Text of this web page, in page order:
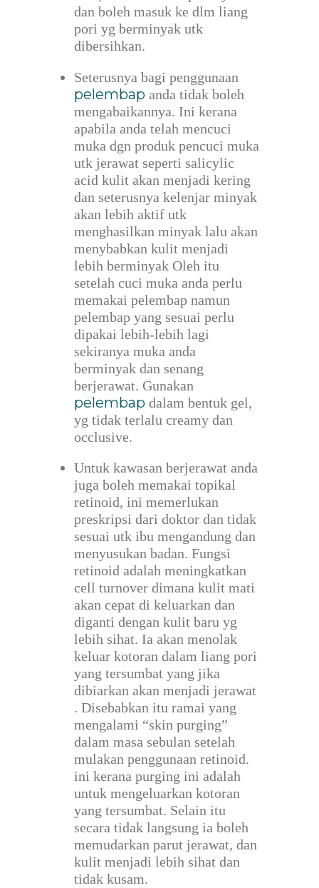
dan boleh masuk ke dlm liang
pori yg berminyak utk
dibersihkan.
Seterusnya bagi penggunaan
pelembap anda tidak boleh
mengabaikannya. Ini kerana
apabila anda telah mencuci
muka dgn produk pencuci muka
utk jerawat seperti salicylic
acid kulit akan menjadi kering
dan seterusnya kelenjar minyak
akan lebih aktif utk
menghasilkan minyak lalu akan
menybabkan kulit menjadi
lebih berminyak Oleh itu
setelah cuci muka anda perlu
memakai pelembap namun
pelembap yang sesuai perlu
dipakai lebih-lebih lagi
sekiranya muka anda
berminyak dan senang
berjerawat. Gunakan
pelembap dalam bentuk gel,
yg tidak terlalu creamy dan
occlusive.
Untuk kawasan berjerawat anda
juga boleh memakai topikal
retinoid, ini memerlukan
preskripsi dari doktor dan tidak
sesuai utk ibu mengandung dan
menyusukan badan. Fungsi
retinoid adalah meningkatkan
cell turnover dimana kulit mati
akan cepat di keluarkan dan
diganti dengan kulit baru yg
lebih sihat. Ia akan menolak
keluar kotoran dalam liang pori
yang tersumbat yang jika
dibiarkan akan menjadi jerawat
. Disebabkan itu ramai yang
mengalami “skin purging”
dalam masa sebulan setelah
mulakan penggunaan retinoid.
ini kerana purging ini adalah
untuk mengeluarkan kotoran
yang tersumbat. Selain itu
secara tidak langsung ia boleh
memudarkan parut jerawat, dan
kulit menjadi lebih sihat dan
tidak kusam.